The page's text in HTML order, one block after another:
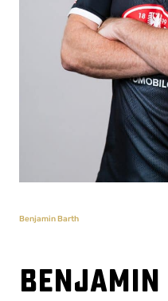
Benjamin Barth